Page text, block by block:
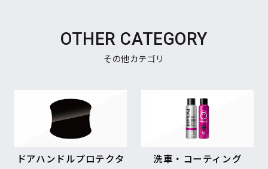
OTHER CATEGORY
その他カテゴリ
ドアハンドルプロテクタ
洗車・コーティング